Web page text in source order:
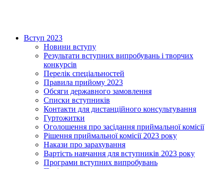
Вступ 2023
Новини вступу
Результати вступних випробувань і творчих
конкурсів
Перелік спеціальностей
Правила прийому 2023
Обсяги державного замовлення
Списки вступників
Контакти для дистанційного консультування
Гуртожитки
Оголошення про засідання приймальної комісії
Рішення приймальної комісії 2023 року
Накази про зарахування
Вартість навчання для вступників 2023 року
Програми вступних випробувань